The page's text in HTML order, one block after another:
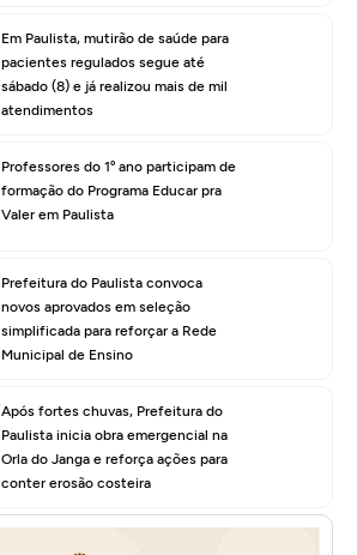
Em Paulista, mutirão de saúde para
pacientes regulados segue até
sábado (8) e já realizou mais de mil
atendimentos
Professores do 1º ano participam de
formação do Programa Educar pra
Valer em Paulista
Prefeitura do Paulista convoca
novos aprovados em seleção
simplificada para reforçar a Rede
Municipal de Ensino
Após fortes chuvas, Prefeitura do
Paulista inicia obra emergencial na
Orla do Janga e reforça ações para
conter erosão costeira